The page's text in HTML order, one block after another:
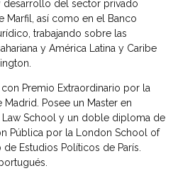
desarrollo del sector privado
Marfil, así como en el Banco
trabajando sobre las
y América Latina y Caribe
Premio Extraordinario por la
Madrid. Posee un Master en
Law School y un doble diploma de
Pública por la London School of
Estudios Políticos de París.